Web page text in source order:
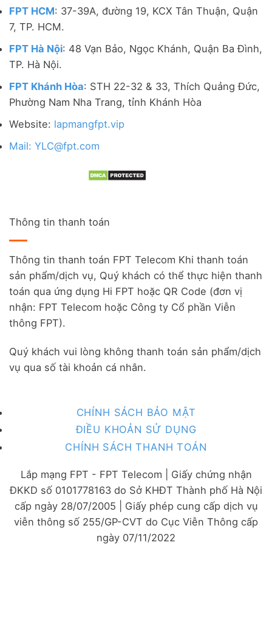
FPT HCM: 37-39A, đường 19, KCX Tân Thuận, Quận
7, TP. HCM.
FPT Hà Nội: 48 Vạn Bảo, Ngọc Khánh, Quận Ba Đình,
TP. Hà Nội.
FPT Khánh Hòa: STH 22-32 & 33, Thích Quảng Đức,
Phường Nam Nha Trang, tỉnh Khánh Hòa
Website: lapmangfpt.vip
Mail: YLC@fpt.com
Thông tin thanh toán
Thông tin thanh toán FPT Telecom Khi thanh toán
sản phẩm/dịch vụ, Quý khách có thể thực hiện thanh
toán qua ứng dụng Hi FPT hoặc QR Code (đơn vị
nhận: FPT Telecom hoặc Công ty Cổ phần Viễn
thông FPT).
Quý khách vui lòng không thanh toán sản phẩm/dịch
vụ qua số tài khoản cá nhân.
CHÍNH SÁCH BẢO MẬT
ĐIỀU KHOẢN SỬ DỤNG
CHÍNH SÁCH THANH TOÁN
Lắp mạng FPT - FPT Telecom | Giấy chứng nhận
ĐKKD số 0101778163 do Sở KHĐT Thành phố Hà Nội
cấp ngày 28/07/2005 | Giấy phép cung cấp dịch vụ
viễn thông số 255/GP-CVT do Cục Viễn Thông cấp
ngày 07/11/2022